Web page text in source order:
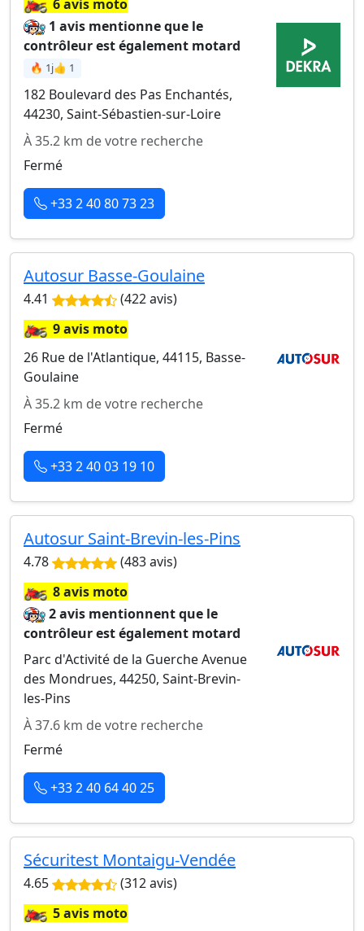
6 avis moto
1 avis mentionne que le
contrôleur est également motard
🔥 1j👍 1
182 Boulevard des Pas Enchantés,
44230, Saint-Sébastien-sur-Loire
À 35.2 km de votre recherche
Fermé
+33 2 40 80 73 23
Autosur Basse-Goulaine
4.41 (422 avis)
🏍️9 avis moto
26 Rue de l'Atlantique, 44115, Basse-
Goulaine
À 35.2 km de votre recherche
Fermé
+33 2 40 03 19 10
Autosur Saint-Brevin-les-Pins
4.78 (483 avis)
🏍️8 avis moto
2 avis mentionnent que le
contrôleur est également motard
Parc d'Activité de la Guerche Avenue
des Mondrues, 44250, Saint-Brevin-
les-Pins
À 37.6 km de votre recherche
Fermé
+33 2 40 64 40 25
Sécuritest Montaigu-Vendée
4.65 (312 avis)
🏍️5 avis moto